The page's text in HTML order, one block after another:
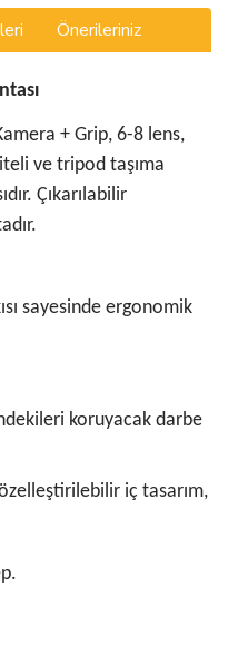
Önerileriniz
+ Grip, 6-8 lens,
ve tripod taşıma
Çıkarılabilir
sayesinde ergonomik
koruyacak darbe
özelleştirilebilir iç tasarım,